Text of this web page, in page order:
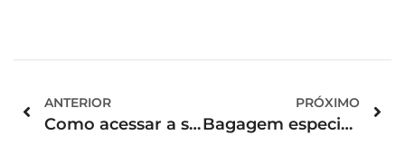
ANTERIOR
Como acessar a sala vip de Congonhas?
PRÓXIMO
Bagagem especial para esportes: saiba mais